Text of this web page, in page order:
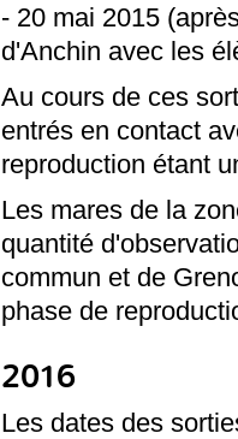
- 20 mai 2015
d'Anchin avec les
Au cours de ces
entrés en contact
reproduction étant
Les mares de la
quantité
commun et de
phase de
2016
Les dates des